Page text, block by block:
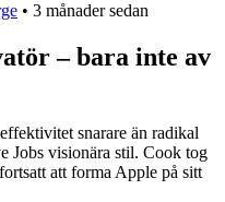
• 3 månader sedan
– bara inte av
snarare än radikal
Jobs visionära stil. Cook tog
att forma Apple på sitt